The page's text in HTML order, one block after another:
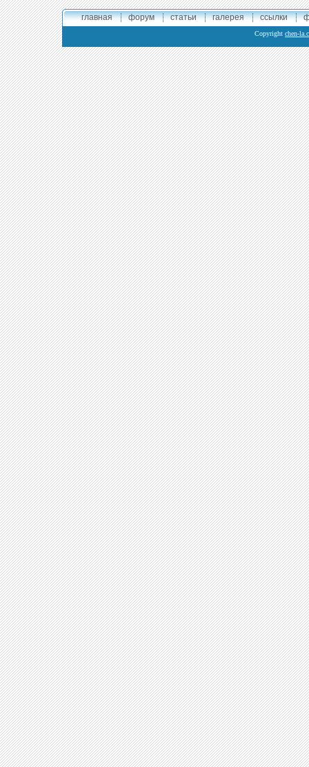
главная форум статьи галерея ссылки
Copyright chen-